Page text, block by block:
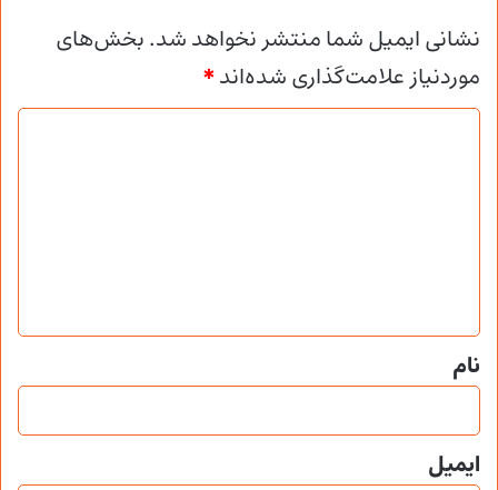
نشانی ایمیل شما منتشر نخواهد شد.بخش‌های
موردنیاز علامت‌گذاری شده‌اند*
د
*
نام
ایمیل